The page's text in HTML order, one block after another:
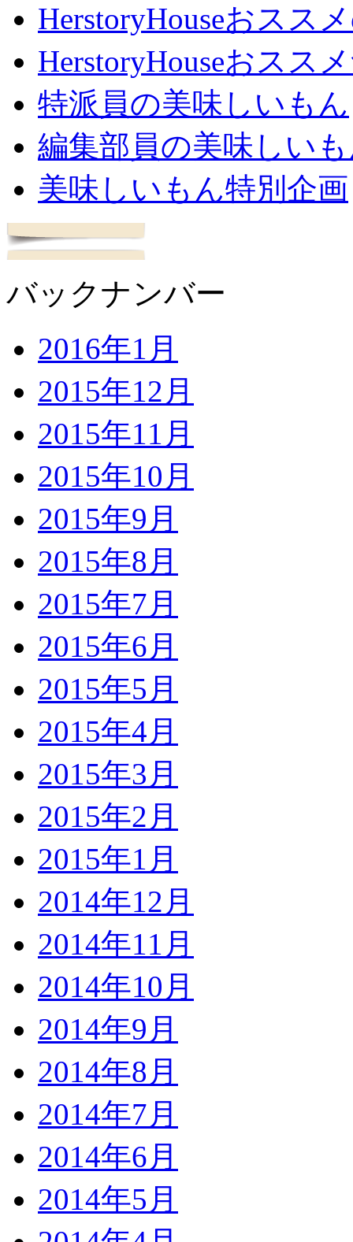
HerstoryHouseおスス
HerstoryHouseおスス
特派員の美味しいもん
編集部員の美味しい
美味しいもん特別企画
バックナンバー
2016年1月
2015年12月
2015年11月
2015年10月
2015年9月
2015年8月
2015年7月
2015年6月
2015年5月
2015年4月
2015年3月
2015年2月
2015年1月
2014年12月
2014年11月
2014年10月
2014年9月
2014年8月
2014年7月
2014年6月
2014年5月